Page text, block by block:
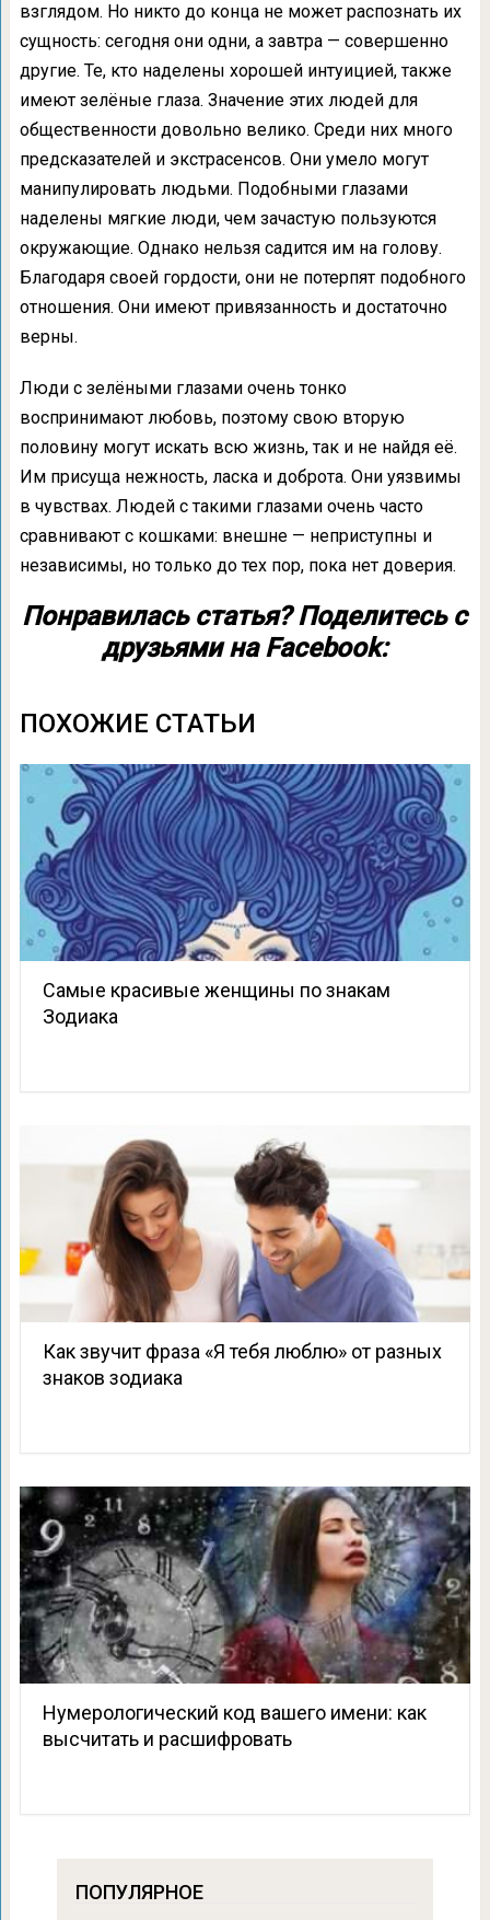
взглядом. Но никто до конца не может распознать их
сущность: сегодня они одни, а завтра — совершенно
другие. Те, кто наделены хорошей интуицией, также
имеют зелёные глаза. Значение этих людей для
общественности довольно велико. Среди них много
предсказателей и экстрасенсов. Они умело могут
манипулировать людьми. Подобными глазами
наделены мягкие люди, чем зачастую пользуются
окружающие. Однако нельзя садится им на голову.
Благодаря своей гордости, они не потерпят подобного
отношения. Они имеют привязанность и достаточно
верны.
Люди с зелёными глазами очень тонко
воспринимают любовь, поэтому свою вторую
половину могут искать всю жизнь, так и не найдя её.
Им присуща нежность, ласка и доброта. Они уязвимы
в чувствах. Людей с такими глазами очень часто
сравнивают с кошками: внешне — неприступны и
независимы, но только до тех пор, пока нет доверия.
Понравилась статья? Поделитесь с
друзьями на Facebook:
ПОХОЖИЕ СТАТЬИ
Самые красивые женщины по знакам
Зодиака
Как звучит фраза «Я тебя люблю» от разных
знаков зодиака
Нумерологический код вашего имени: как
высчитать и расшифровать
ПОПУЛЯРНОЕ